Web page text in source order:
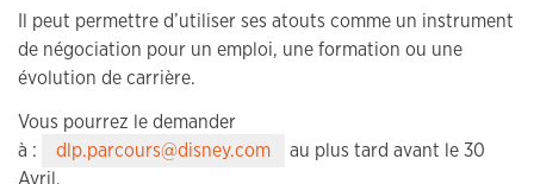
Il peut permettre d’utiliser ses atouts comme un instrument
de négociation pour un emploi, une formation ou une
évolution de carrière.
Vous pourrez le demander
à :
dlp.parcours@disney.com
au plus tard avant le 30
Avril.